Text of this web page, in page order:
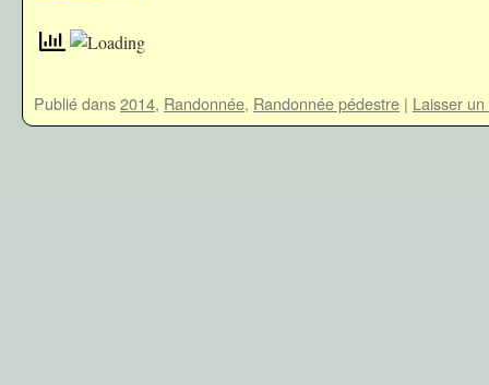
Publié dans2014, Randonnée, Randonnée pédestre | Laisser